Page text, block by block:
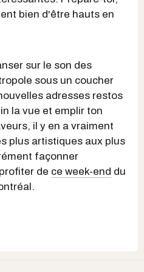
bien d'être hauts en
sur le son des
sous un coucher
adresses restos
la vue et emplir ton
il y en a vraiment
plus artistiques aux plus
façonner
de ce week-end du